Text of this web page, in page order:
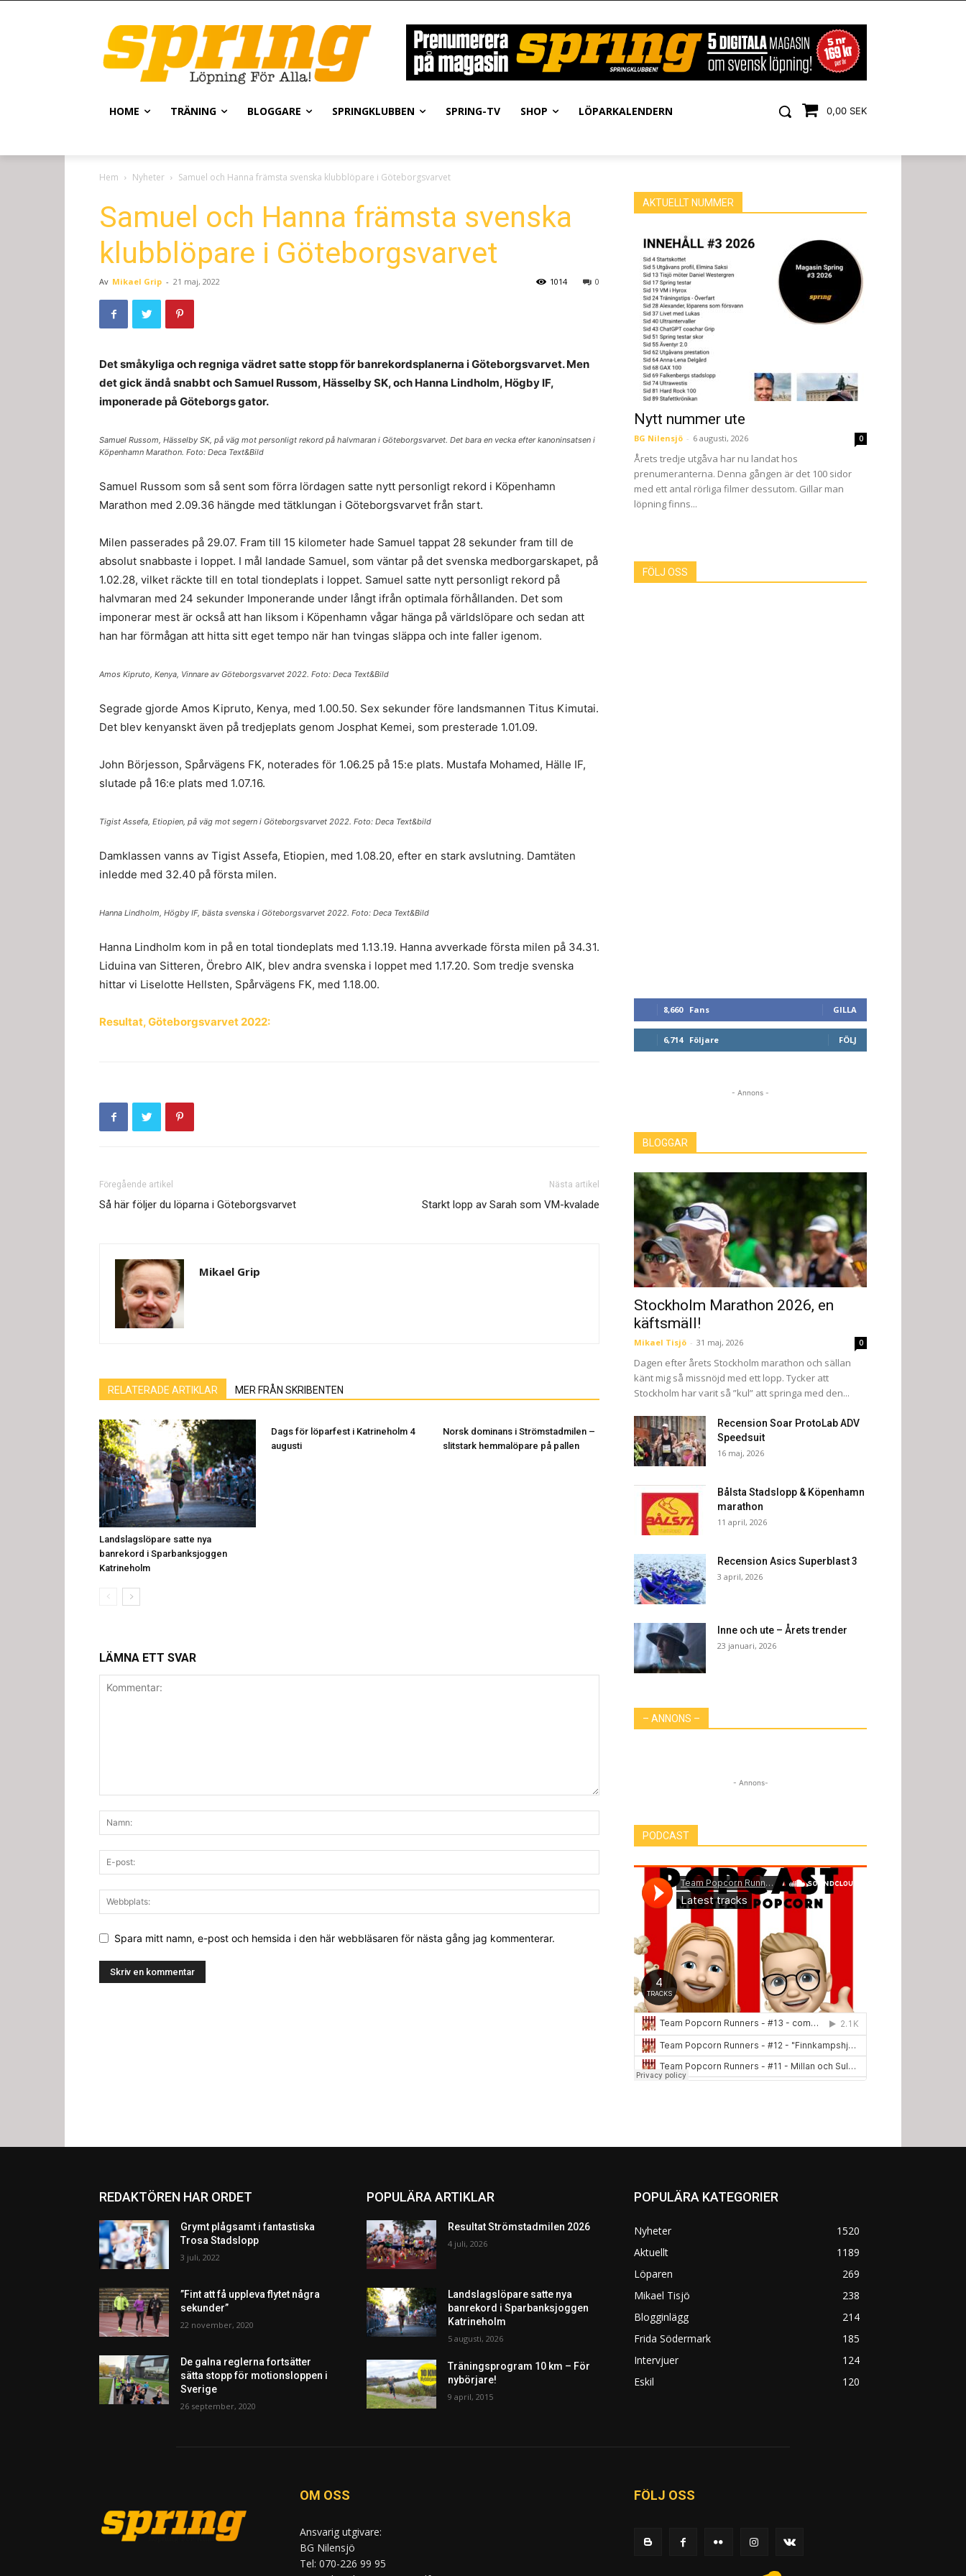
0,00 SEK
HOME TRÄNING BLOGGARE SPRINGKLUBBEN SPRING-TV SHOP LÖPARKALENDERN
Hem Nyheter Samuel och Hanna främsta svenska klubblöpare i Göteborgsvarvet
Samuel och Hanna främsta svenska
klubblöpare i Göteborgsvarvet
Av Mikael Grip - 21 maj, 2022 0
1014
Det småkyliga och regniga vädret satte stopp för banrekordsplanerna i Göteborgsvarvet. Men
det gick ändå snabbt och Samuel Russom, Hässelby SK, och Hanna Lindholm, Högby IF,
imponerade på Göteborgs gator.
Samuel Russom, Hässelby SK, på väg mot personligt rekord på halvmaran i Göteborgsvarvet. Det bara en vecka efter kanoninsatsen i
Köpenhamn Marathon. Foto: Deca Text&Bild
Samuel Russom som så sent som förra lördagen satte nytt personligt rekord i Köpenhamn
Marathon med 2.09.36 hängde med tätklungan i Göteborgsvarvet från start.
Milen passerades på 29.07. Fram till 15 kilometer hade Samuel tappat 28 sekunder fram till de
absolut snabbaste i loppet. I mål landade Samuel, som väntar på det svenska medborgarskapet, på
1.02.28, vilket räckte till en total tiondeplats i loppet. Samuel satte nytt personligt rekord på
halvmaran med 24 sekunder Imponerande under långt ifrån optimala förhållanden. Det som
imponerar mest är också att han liksom i Köpenhamn vågar hänga på världslöpare och sedan att
han har förmågan att hitta sitt eget tempo när han tvingas släppa och inte faller igenom.
Amos Kipruto, Kenya, Vinnare av Göteborgsvarvet 2022. Foto: Deca Text&Bild
Segrade gjorde Amos Kipruto, Kenya, med 1.00.50. Sex sekunder före landsmannen Titus Kimutai.
Det blev kenyanskt även på tredjeplats genom Josphat Kemei, som presterade 1.01.09.
John Börjesson, Spårvägens FK, noterades för 1.06.25 på 15:e plats. Mustafa Mohamed, Hälle IF,
slutade på 16:e plats med 1.07.16.
Tigist Assefa, Etiopien, på väg mot segern i Göteborgsvarvet 2022. Foto: Deca Text&bild
Damklassen vanns av Tigist Assefa, Etiopien, med 1.08.20, efter en stark avslutning. Damtäten
inledde med 32.40 på första milen.
Hanna Lindholm, Högby IF, bästa svenska i Göteborgsvarvet 2022. Foto: Deca Text&Bild
Hanna Lindholm kom in på en total tiondeplats med 1.13.19. Hanna avverkade första milen på 34.31.
Liduina van Sitteren, Örebro AIK, blev andra svenska i loppet med 1.17.20. Som tredje svenska
hittar vi Liselotte Hellsten, Spårvägens FK, med 1.18.00.
Resultat, Göteborgsvarvet 2022:
Föregående artikel
Så här följer du löparna i Göteborgsvarvet
Nästa artikel
Starkt lopp av Sarah som VM-kvalade
Mikael Grip
RELATERADE ARTIKLAR MER FRÅN SKRIBENTEN
Landslagslöpare satte nya
banrekord i Sparbanksjoggen
Katrineholm
Dags för löparfest i Katrineholm 4
augusti
Norsk dominans i Strömstadmilen –
slitstark hemmalöpare på pallen
LÄMNA ETT SVAR
Spara mitt namn, e-post och hemsida i den här webbläsaren för nästa gång jag kommenterar.
AKTUELLT NUMMER
Nytt nummer ute
BG Nilensjö - 6 augusti, 2026 0
Årets tredje utgåva har nu landat hos
prenumeranterna. Denna gången är det 100 sidor
med ett antal rörliga filmer dessutom. Gillar man
löpning finns...
FÖLJ OSS
8,660 Fans GILLA
6,714 Följare FÖLJ
- Annons -
BLOGGAR
Stockholm Marathon 2026, en
käftsmäll!
Mikael Tisjö - 31 maj, 2026 0
Dagen efter årets Stockholm marathon och sällan
känt mig så missnöjd med ett lopp. Tycker att
Stockholm har varit så ”kul” att springa med den...
Recension Soar ProtoLab ADV
Speedsuit
16 maj, 2026
Bålsta Stadslopp & Köpenhamn
marathon
11 april, 2026
Recension Asics Superblast 3
3 april, 2026
Inne och ute – Årets trender
23 januari, 2026
– ANNONS –
- Annons-
PODCAST
REDAKTÖREN HAR ORDET
Grymt plågsamt i fantastiska
Trosa Stadslopp
3 juli, 2022
”Fint att få uppleva flytet några
sekunder”
22 november, 2020
De galna reglerna fortsätter
sätta stopp för motionsloppen i
Sverige
26 september, 2020
POPULÄRA ARTIKLAR
Resultat Strömstadmilen 2026
4 juli, 2026
Landslagslöpare satte nya
banrekord i Sparbanksjoggen
Katrineholm
5 augusti, 2026
Träningsprogram 10 km – För
nybörjare!
9 april, 2015
POPULÄRA KATEGORIER
Nyheter
1520
Aktuellt
1189
Löparen
269
Mikael Tisjö
238
Blogginlägg
214
Frida Södermark
185
Intervjuer
124
Eskil
120
OM OSS
Ansvarig utgivare:
BG Nilensjö
Tel: 070-226 99 95
FÖLJ OSS